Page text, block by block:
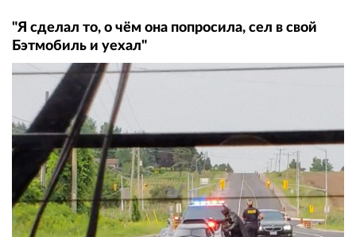
"Я сделал то, о чём она попросила, сел в свой
Бэтмобиль и уехал"